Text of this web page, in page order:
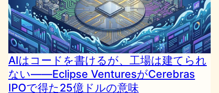
AIはコードを書けるが、工場は建てられ
ない——Eclipse VenturesがCerebras
IPOで得た25億ドルの意味